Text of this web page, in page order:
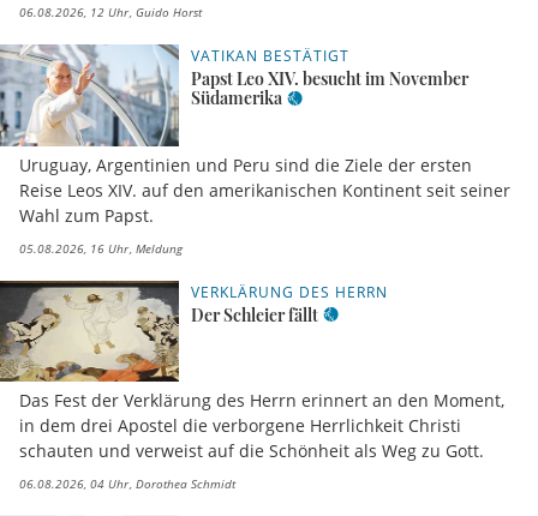
06.08.2026, 12 Uhr Guido Horst
VATIKAN BESTÄTIGT
Papst Leo XIV. besucht im November
Südamerika
Uruguay, Argentinien und Peru sind die Ziele der ersten
Reise Leos XIV. auf den amerikanischen Kontinent seit seiner
Wahl zum Papst.
05.08.2026, 16 Uhr Meldung
VERKLÄRUNG DES HERRN
Der Schleier fällt
Das Fest der Verklärung des Herrn erinnert an den Moment,
in dem drei Apostel die verborgene Herrlichkeit Christi
schauten und verweist auf die Schönheit als Weg zu Gott.
06.08.2026, 04 Uhr Dorothea Schmidt